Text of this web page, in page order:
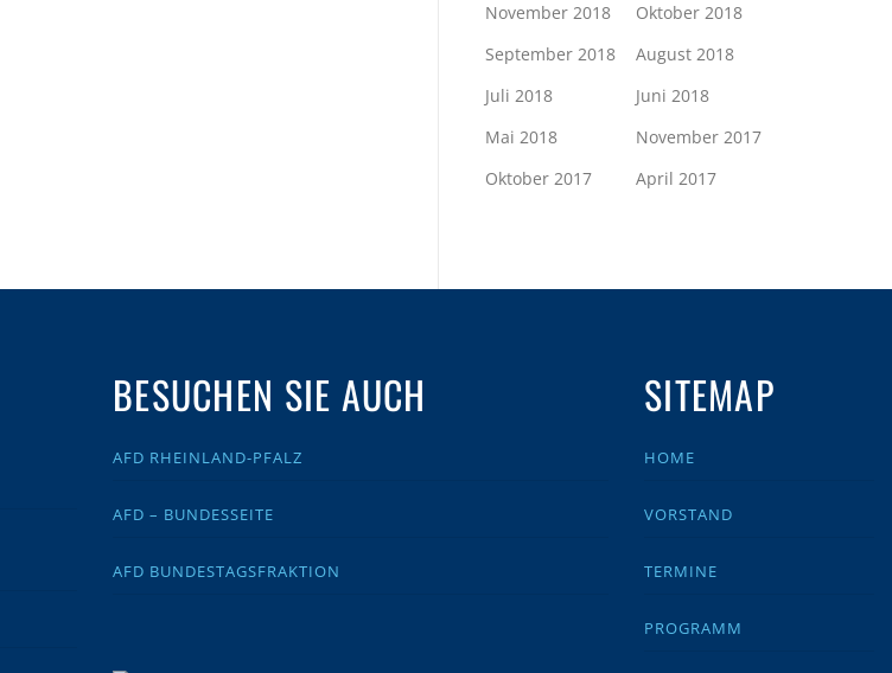
November 2018
Oktober 2018
September 2018
August 2018
Juli 2018
Juni 2018
Mai 2018
November 2017
Oktober 2017
April 2017
BESUCHEN SIE AUCH
AFD RHEINLAND-PFALZ
AFD – BUNDESSEITE
AFD BUNDESTAGSFRAKTION
SITEMAP
HOME
VORSTAND
TERMINE
PROGRAMM